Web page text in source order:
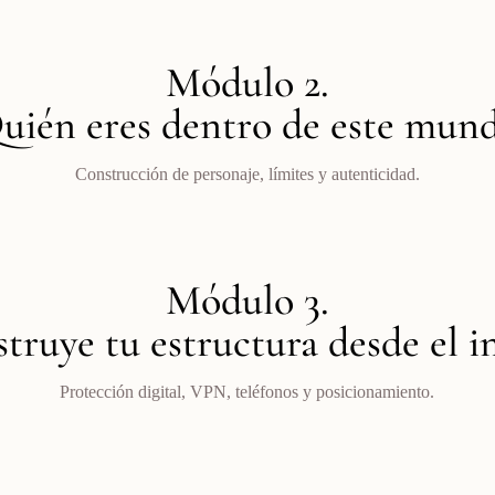
Módulo 2.
eres dentro de este
Construcción de personaje, límites y autenticidad.
Módulo 3.
tu estructura desde el
Protección digital, VPN, teléfonos y posicionamiento.